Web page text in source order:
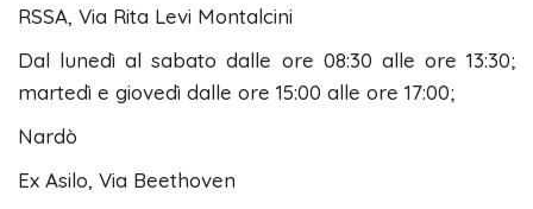
RSSA, Via Rita Levi Montalcini
Dal lunedì al sabato dalle ore 08:30 alle ore 13:30;
martedì e giovedì dalle ore 15:00 alle ore 17:00;
Nardò
Ex Asilo, Via Beethoven